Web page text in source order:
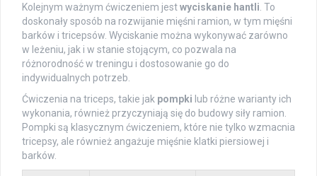
Kolejnym ważnym ćwiczeniem jestwyciskanie hantli . To
doskonały sposób na rozwijanie mięśni ramion, w tym mięśni
barków i tricepsów. Wyciskanie można wykonywać zarówno
w leżeniu, jak i w stanie stojącym, co pozwala na
różnorodność w treningu i dostosowanie go do
indywidualnych potrzeb.
Ćwiczenia na triceps, takie jak pompki lub różne warianty ich
wykonania, również przyczyniają się do budowy siły ramion.
Pompki są klasycznym ćwiczeniem, które nie tylko wzmacnia
tricepsy, ale również angażuje mięśnie klatki piersiowej i
barków.